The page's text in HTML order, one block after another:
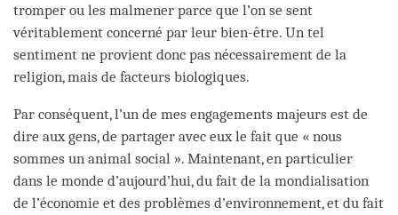
tromper ou les malmener parce que l’on se sent
véritablement concerné par leur bien-être. Un tel
sentiment ne provient donc pas nécessairement de la
religion, mais de facteurs biologiques.
Par conséquent, l’un de mes engagements majeurs est de
dire aux gens, de partager avec eux le fait que « nous
sommes un animal social ». Maintenant, en particulier
dans le monde d’aujourd’hui, du fait de la mondialisation
de l’économie et des problèmes d’environnement, et du fait